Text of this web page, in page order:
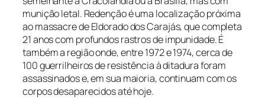
munição letal. Redenção é uma localização próxima
ao massacre de Eldorado dos Carajás, que completa
21 anos com profundos rastros de impunidade. É
também a região onde, entre 1972 e 1974, cerca de
100 guerrilheiros de resistência à ditadura foram
assassinados e, em sua maioria, continuam com os
corpos desaparecidos até hoje.